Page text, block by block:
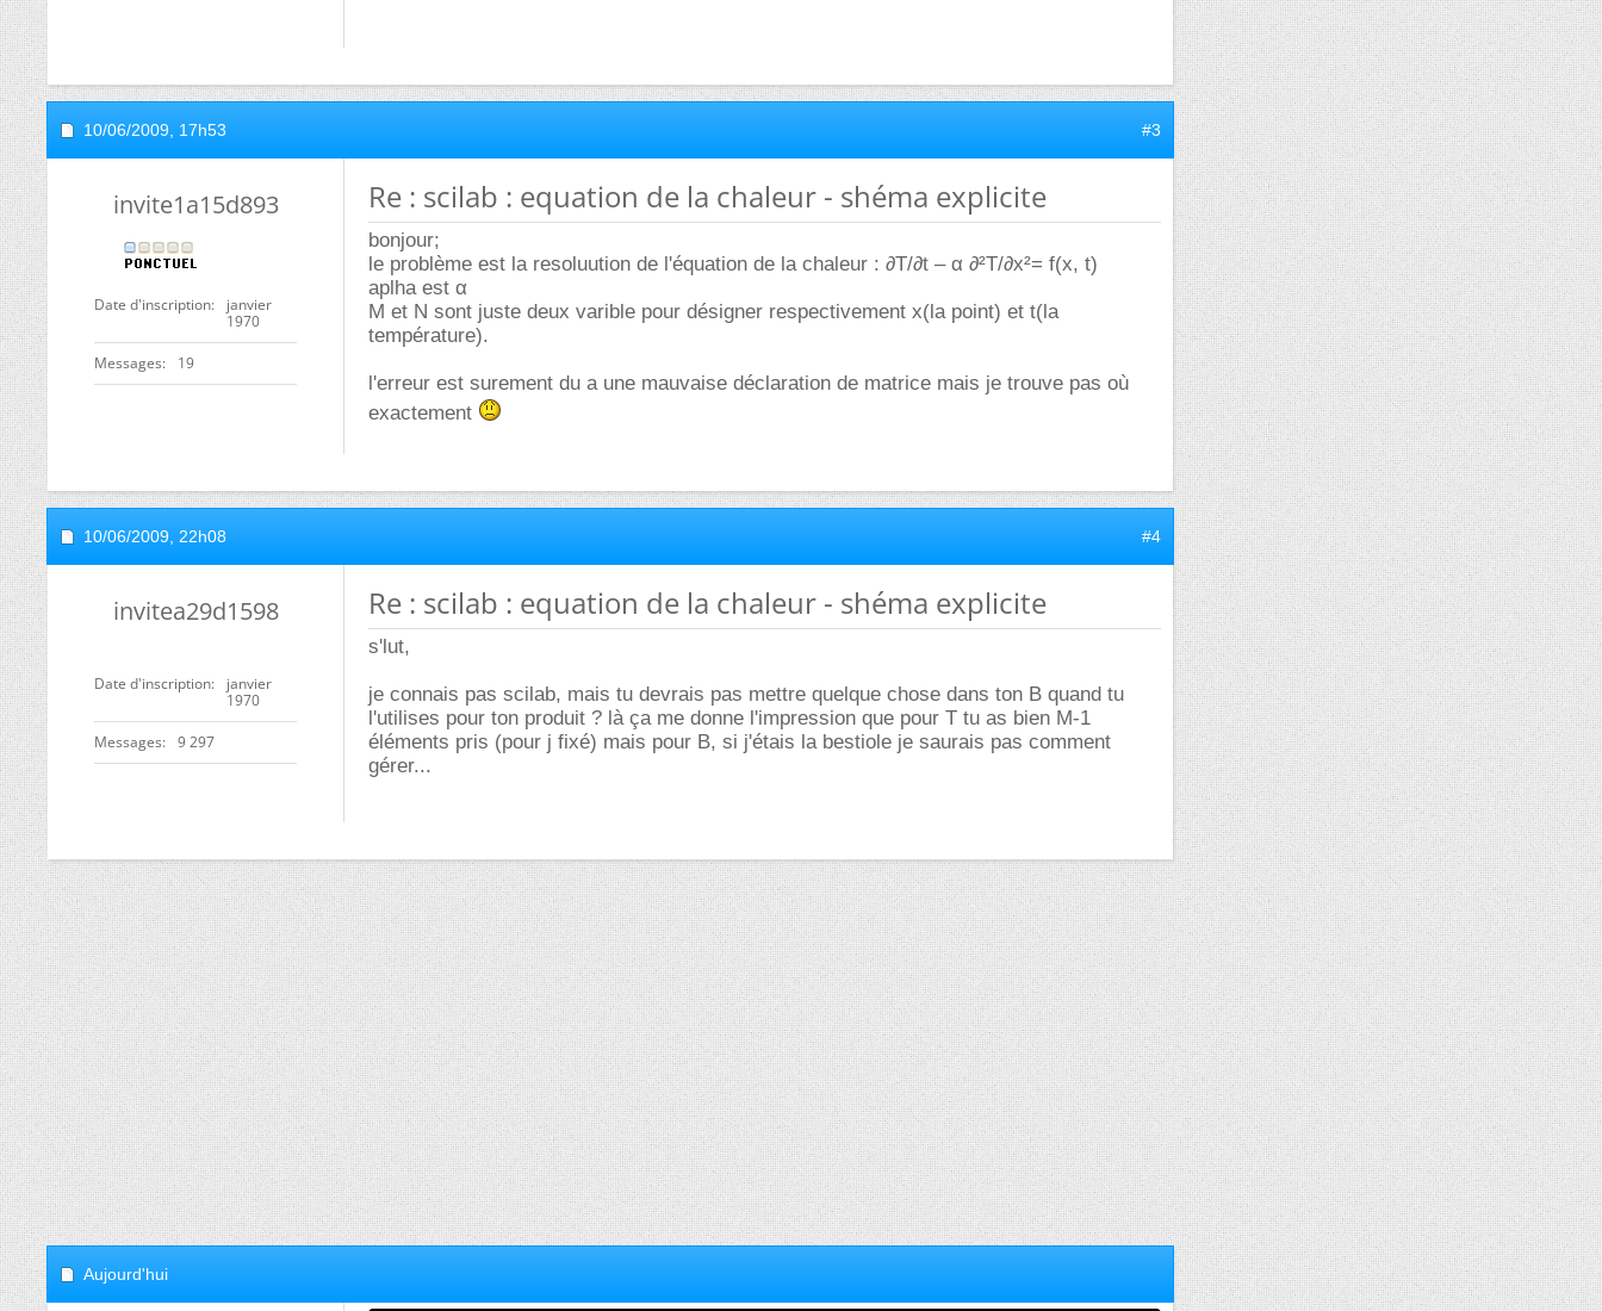
10/06/2009, 17h53 #3
invite1a15d893
Date d'inscription
janvier
1970
Messages 19
Re : scilab : equation de la chaleur - shéma explicite
bonjour;
le problème est la resoluution de l'équation de la chaleur : ∂T/∂t – α ∂²T/∂x²= f(x, t)
aplha est α
M et N sont juste deux varible pour désigner respectivement x(la point) et t(la
température).
l'erreur est surement du a une mauvaise déclaration de matrice mais je trouve pas où
exactement
10/06/2009, 22h08 #4
invitea29d1598
Date d'inscription
janvier
1970
Messages 9 297
Re : scilab : equation de la chaleur - shéma explicite
s'lut,
je connais pas scilab, mais tu devrais pas mettre quelque chose dans ton B quand tu
l'utilises pour ton produit ? là ça me donne l'impression que pour T tu as bien M-1
éléments pris (pour j fixé) mais pour B, si j'étais la bestiole je saurais pas comment
gérer...
Aujourd'hui